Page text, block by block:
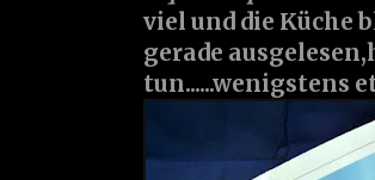
viel und die Küche
gerade
tun......wenigstens